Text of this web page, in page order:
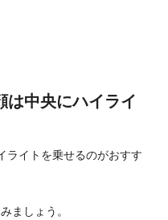
は中央にハイライ
ライトを乗せるのがおすす
ましょう。